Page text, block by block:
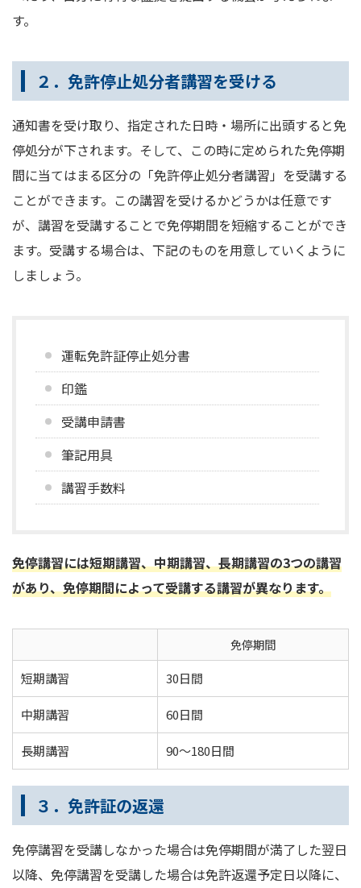
す。
２．免許停止処分者講習を受ける
通知書を受け取り、指定された日時・場所に出頭すると免
停処分が下されます。そして、この時に定められた免停期
間に当てはまる区分の「免許停止処分者講習」を受講する
ことができます。この講習を受けるかどうかは任意です
が、講習を受講することで免停期間を短縮することができ
ます。受講する場合は、下記のものを用意していくように
しましょう。
運転免許証停止処分書
印鑑
受講申請書
筆記用具
講習手数料
免停講習には短期講習、中期講習、長期講習の3つの講習
があり、免停期間によって受講する講習が異なります。
免停期間
短期講習
30日間
中期講習 60日間
長期講習 90～180日間
３．免許証の返還
免停講習を受講しなかった場合は免停期間が満了した翌日
以降、免停講習を受講した場合は免許返還予定日以降に、